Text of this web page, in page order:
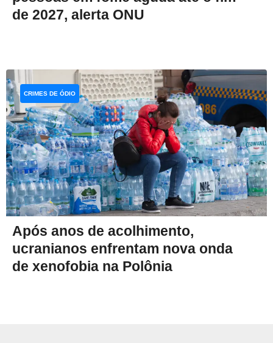
de 2027, alerta ONU
Após anos de acolhimento,
ucranianos enfrentam nova onda
de xenofobia na Polônia
CRIMES DE ÓDIO